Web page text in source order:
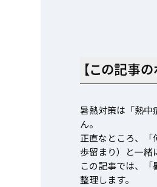
【この記事の
暑熱対策は「熱中
ん。
正直なところ、「
歩留まり）と一緒
この記事では、
整理します。